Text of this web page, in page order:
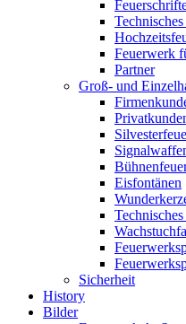
Feuerwerk
Partner
Groß- und
Eisfontänen
Sicherheit
History
Bilder